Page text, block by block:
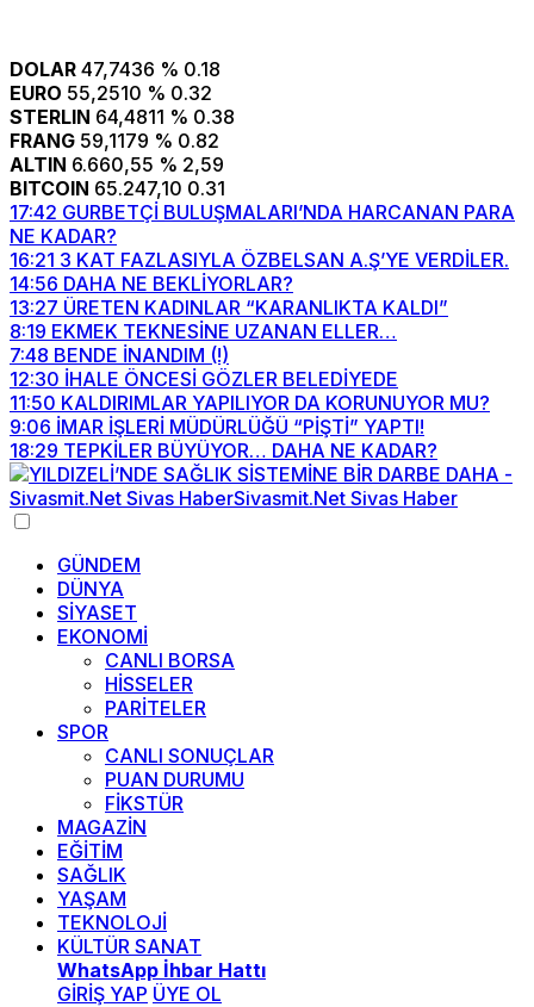
DOLAR 47,7436 % 0.18
EURO 55,2510 % 0.32
STERLIN 64,4811 % 0.38
FRANG 59,1179 % 0.82
ALTIN 6.660,55 % 2,59
BITCOIN 65.247,10 0.31
17:42 GURBETÇİ BULUŞMALARI’NDA HARCANAN PARA
NE KADAR?
16:21 3 KAT FAZLASIYLA ÖZBELSAN A.Ş’YE VERDİLER.
14:56 DAHA NE BEKLİYORLAR?
13:27 ÜRETEN KADINLAR “KARANLIKTA KALDI”
8:19 EKMEK TEKNESİNE UZANAN ELLER…
7:48 BENDE İNANDIM (!)
12:30 İHALE ÖNCESİ GÖZLER BELEDİYEDE
11:50 KALDIRIMLAR YAPILIYOR DA KORUNUYOR MU?
9:06 İMAR İŞLERİ MÜDÜRLÜĞÜ “PİŞTİ” YAPTI!
18:29 TEPKİLER BÜYÜYOR… DAHA NE KADAR?
GÜNDEM
DÜNYA
SİYASET
EKONOMİ
CANLI BORSA
HİSSELER
PARİTELER
SPOR
CANLI SONUÇLAR
PUAN DURUMU
FİKSTÜR
MAGAZİN
EĞİTİM
SAĞLIK
YAŞAM
TEKNOLOJİ
KÜLTÜR SANAT
WhatsApp İhbar Hattı
GİRİŞ YAP ÜYE OL